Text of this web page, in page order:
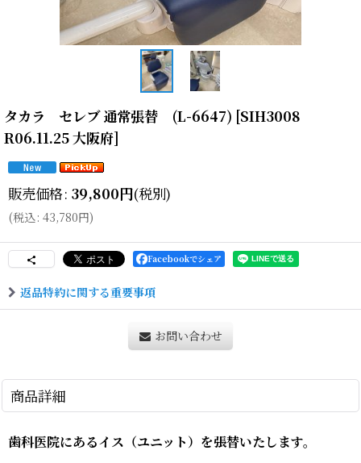
タカラ セレブ 通常張替 (L-6647) [SIH3008
R06.11.25 大阪府]
販売価格: 39,800円(税別)
(税込: 43,780円)
Facebookでシェア
返品特約に関する重要事項
お問い合わせ
商品詳細
歯科医院にあるイス（ユニット）を張替いたします。